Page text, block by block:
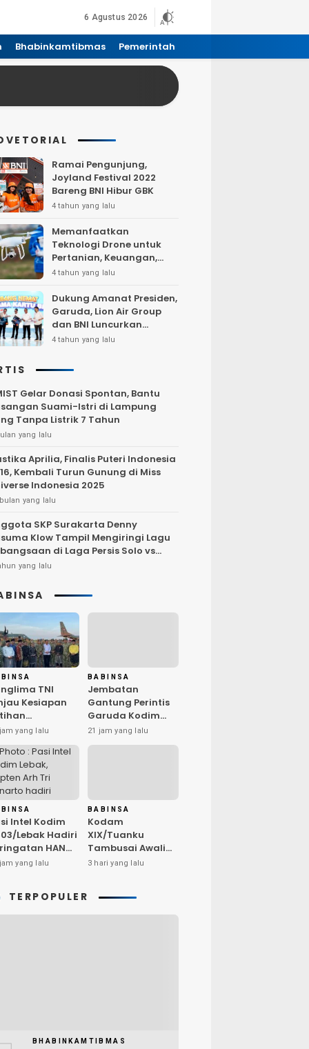
6 Agustus 2026
Bhabinkamtibmas Pemerintah
Ramai Pengunjung,
Joyland Festival 2022
Bareng BNI Hibur GBK
4 tahun yang lalu
Memanfaatkan
Teknologi Drone untuk
Pertanian, Keuangan,
Pertambangan, Real
Telekomunikasi.
4 tahun yang lalu
Dukung Amanat Presiden,
Garuda, Lion Air Group
dan BNI Luncurkan
Program Terbang Hemat
4 tahun yang lalu
Gelar Donasi Spontan, Bantu
Suami-Istri di Lampung
Tanpa Listrik 7 Tahun
yang lalu
Aprilia, Finalis Puteri Indonesia
Kembali Turun Gunung di Miss
Indonesia 2025
yang lalu
SKP Surakarta Denny
Klow Tampil Mengiringi Lagu
di Laga Persis Solo vs
Jakarta
yang lalu
TNI
Kesiapan
TNI
di Dabo
yang lalu
BABINSA
Jembatan
Gantung Perintis
Garuda Kodim
0603/Lebak Resmi
Diresmikan,
21 jam yang lalu
Intel Kodim
Lebak Hadiri
HAN
Tegaskan
Anak
yang lalu
BABINSA
Kodam
XIX/Tuanku
Tambusai Awali
Audit Kinerja Itjen
3 hari yang lalu
TERPOPULER
BHABINKAMTIBMAS